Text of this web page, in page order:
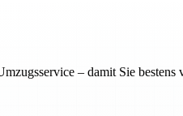
– damit Sie bestens